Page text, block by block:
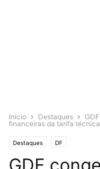
Início Destaques
financeiras da tarifa
Destaques DF